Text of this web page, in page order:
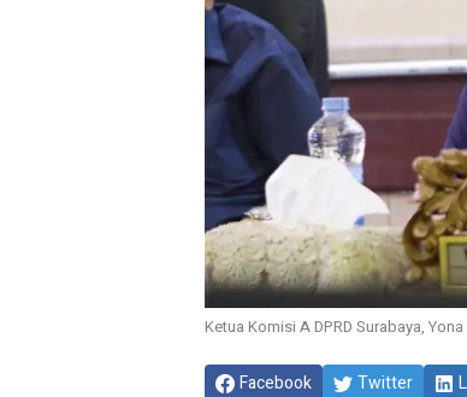
Ketua Komisi A DPRD Surabaya,
Facebook Twitter